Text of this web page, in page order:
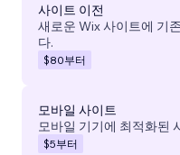
사이트 이전
새로운 Wix 사이트에 기
다.
$80부터
모바일 사이트
모바일 기기에 최적화된
$5부터